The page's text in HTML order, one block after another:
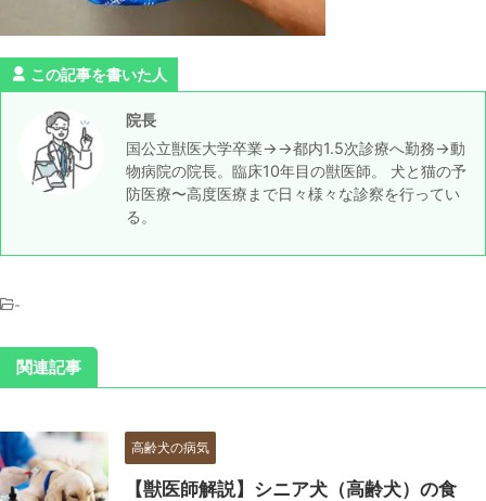
この記事を書いた人
院長
国公立獣医大学卒業→→都内1.5次診療へ勤務→動
物病院の院長。臨床10年目の獣医師。 犬と猫の予
防医療〜高度医療まで日々様々な診察を行ってい
る。
-
関連記事
高齢犬の病気
【獣医師解説】シニア犬（高齢犬）の食